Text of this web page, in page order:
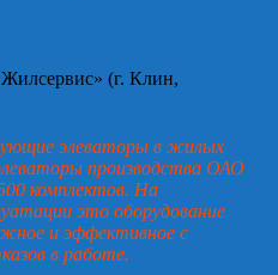
(г. Клин,
элеваторы в жилых
производства ОАО
комплектов. На
это оборудование
и эффективное с
в работе.